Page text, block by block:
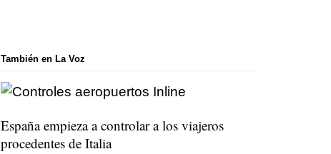
También en La Voz
España empieza a controlar a los viajeros
procedentes de Italia